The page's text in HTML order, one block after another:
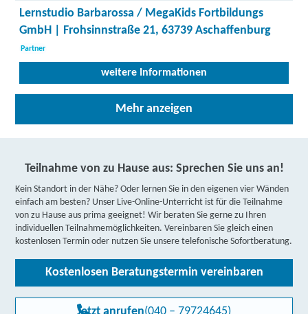
Lernstudio Barbarossa / MegaKids Fortbildungs
GmbH | Frohsinnstraße 21, 63739 Aschaffenburg
Partner
weitere Informationen
Berufliche Fortbildungszentren der Bayerischen
Wirtschaft (bfz) gGmbH | Lange Straße 14, 63741
Aschaffenburg
weitere Informationen
Kolping-Bildungswerk GmbH | Maybachstraße 3,
63741 AschaffenburgPartner
weitere Informationen
Berufsbildungszentrum Augsburg der
86159 AugsburgPartner
Mehr anzeigen
Teilnahme von zu Hause aus: Sprechen Sie uns an!
Kein Standort in der Nähe? Oder lernen Sie in den eigenen vier Wänden
einfach am besten? Unser Live-Online-Unterricht ist für die Teilnahme
von zu Hause aus prima geeignet! Wir beraten Sie gerne zu Ihren
individuellen Teilnahmemöglichkeiten. Vereinbaren Sie gleich einen
kostenlosen Termin oder nutzen Sie unsere telefonische Sofortberatung.
Kostenlosen Beratungstermin vereinbaren